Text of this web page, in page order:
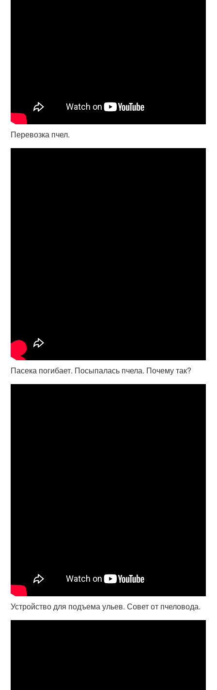
Перевозка пчел.
Пасека погибает. Посыпалась пчела. Почему так?
Устройство для подъема ульев. Совет от пчеловода.